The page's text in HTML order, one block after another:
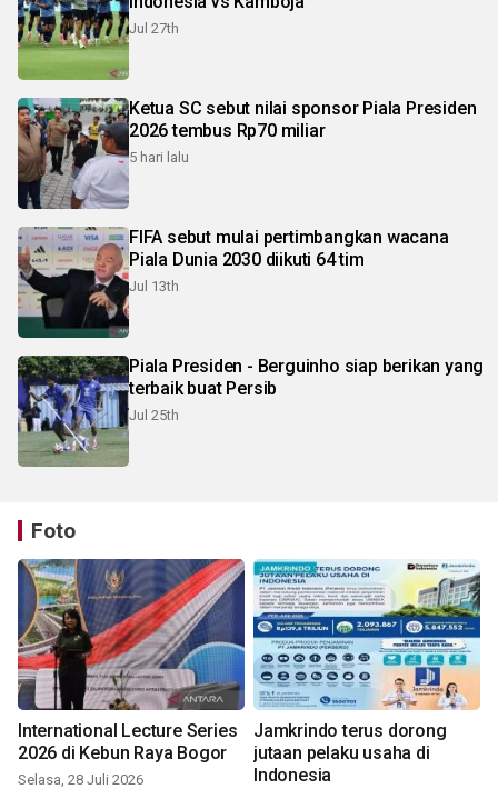
Jul 27th
Ketua SC sebut nilai sponsor Piala Presiden
2026 tembus Rp70 miliar
5 hari lalu
FIFA sebut mulai pertimbangkan wacana
Piala Dunia 2030 diikuti 64 tim
Jul 13th
Piala Presiden - Berguinho siap berikan yang
terbaik buat Persib
Jul 25th
Foto
International Lecture Series
2026 di Kebun Raya Bogor
Selasa, 28 Juli 2026
Jamkrindo terus dorong
jutaan pelaku usaha di
Indonesia